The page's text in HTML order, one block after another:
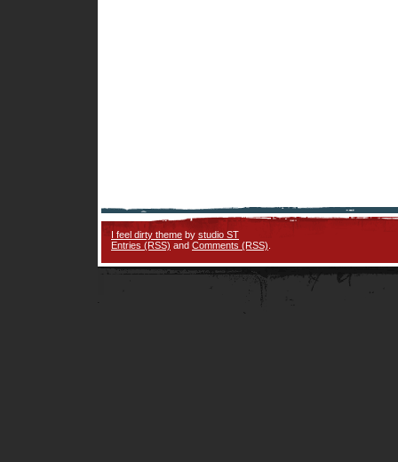
I feel dirty theme by studio ST
Entries (RSS) and Comments (RSS)